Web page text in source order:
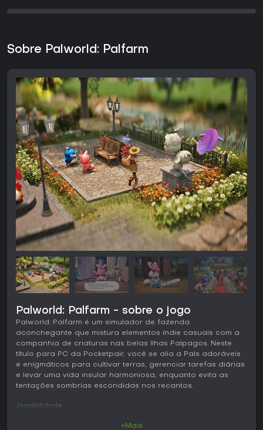
Sobre Palworld: Palfarm
Palworld: Palfarm - sobre o jogo
Palworld: Palfarm é um simulador de fazenda
aconchegante que mistura elementos indie casuais com a
companhia de criaturas nas belas Ilhas Palpagos. Neste
título para PC da Pocketpair, você se alia a Pals adoráveis
e enigmáticos para cultivar terras, gerenciar tarefas diárias
e levar uma vida insular harmoniosa, enquanto evita as
tentações sombrias escondidas nos recantos.
Jogabilidade
+Mais